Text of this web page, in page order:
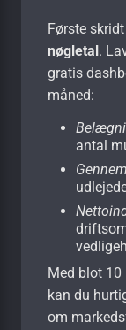
Første
nøgletal .
gratis
måned:
antal
Med blot
kan du
om